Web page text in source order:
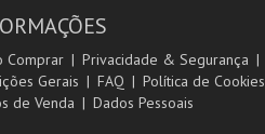
Comprar
Privacidade & Segurança
Gerais
FAQ
Política de Cookies
de Venda
Dados Pessoais